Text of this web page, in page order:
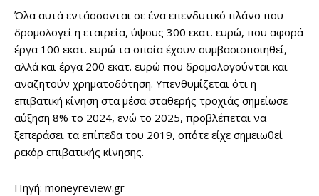
Όλα αυτά εντάσσονται σε ένα επενδυτικό πλάνο που
δρομολογεί η εταιρεία, ύψους 300 εκατ. ευρώ, που αφορά
έργα 100 εκατ. ευρώ τα οποία έχουν συμβασιοποιηθεί,
αλλά και έργα 200 εκατ. ευρώ που δρομολογούνται και
αναζητούν χρηματοδότηση. Υπενθυμίζεται ότι η
επιβατική κίνηση στα μέσα σταθερής τροχιάς σημείωσε
αύξηση 8% το 2024, ενώ το 2025, προβλέπεται να
ξεπεράσει τα επίπεδα του 2019, οπότε είχε σημειωθεί
ρεκόρ επιβατικής κίνησης.
Πηγή: moneyreview.gr